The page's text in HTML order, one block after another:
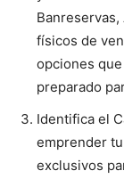
Banreservas,
físicos de
opciones
preparado
Identifica el
emprender
exclusivos